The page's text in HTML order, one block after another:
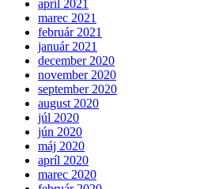
apríl 2021
marec 2021
február 2021
január 2021
december 2020
november 2020
september 2020
august 2020
júl 2020
jún 2020
máj 2020
apríl 2020
marec 2020